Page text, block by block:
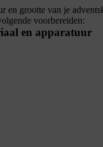
en grootte van je
voorbereiden:
en apparatuur